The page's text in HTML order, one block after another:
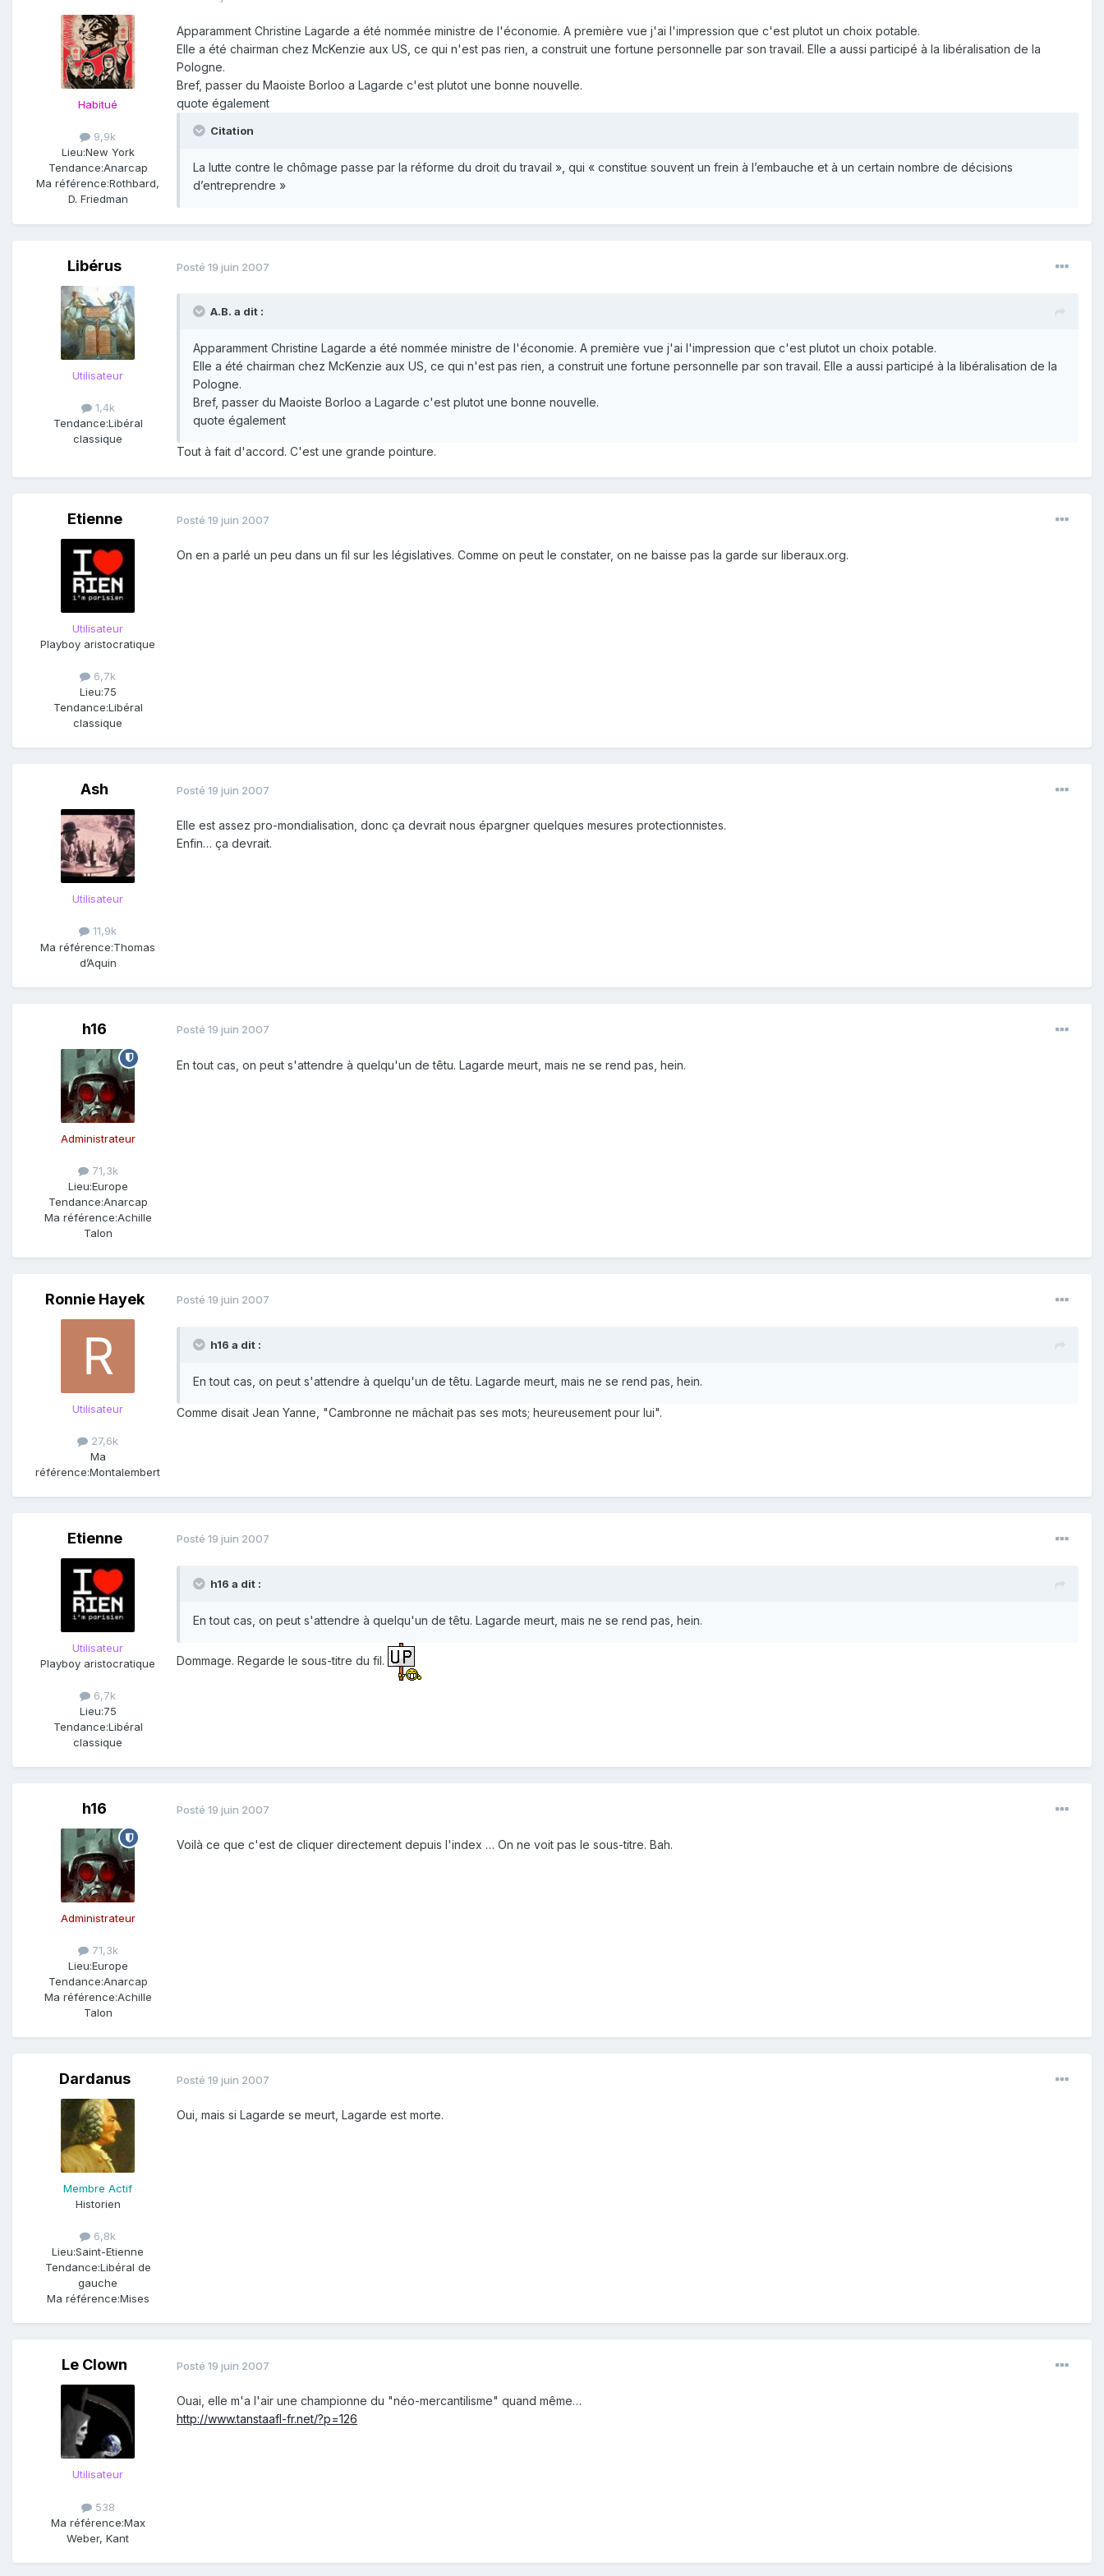
Habitué
9,9k
Lieu:New York
Tendance:Anarcap
Ma référence:Rothbard,
D. Friedman
Apparamment Christine Lagarde a été nommée ministre de l'économie. A première vue j'ai l'impression que c'est plutot un choix potable.
Elle a été chairman chez McKenzie aux US, ce qui n'est pas rien, a construit une fortune personnelle par son travail. Elle a aussi participé à la libéralisation de la
Pologne.
Bref, passer du Maoiste Borloo a Lagarde c'est plutot une bonne nouvelle.
quote également
Citation
La lutte contre le chômage passe par la réforme du droit du travail », qui « constitue souvent un frein à l’embauche et à un certain nombre de décisions
d’entreprendre »
Libérus
Utilisateur
1,4k
Tendance:Libéral
classique
Posté 19 juin 2007
A.B. a dit :
Apparamment Christine Lagarde a été nommée ministre de l'économie. A première vue j'ai l'impression que c'est plutot un choix potable.
Elle a été chairman chez McKenzie aux US, ce qui n'est pas rien, a construit une fortune personnelle par son travail. Elle a aussi participé à la libéralisation de la
Pologne.
Bref, passer du Maoiste Borloo a Lagarde c'est plutot une bonne nouvelle.
quote également
Tout à fait d'accord. C'est une grande pointure.
Etienne
Utilisateur
Playboy aristocratique
6,7k
Lieu:75
Tendance:Libéral
classique
Posté 19 juin 2007
On en a parlé un peu dans un fil sur les législatives. Comme on peut le constater, on ne baisse pas la garde sur liberaux.org.
Ash
Utilisateur
11,9k
Ma référence:Thomas
d’Aquin
Posté 19 juin 2007
Elle est assez pro-mondialisation, donc ça devrait nous épargner quelques mesures protectionnistes.
Enfin… ça devrait.
h16
Administrateur
71,3k
Lieu:Europe
Tendance:Anarcap
Ma référence:Achille
Talon
Posté 19 juin 2007
En tout cas, on peut s'attendre à quelqu'un de têtu. Lagarde meurt, mais ne se rend pas, hein.
Ronnie Hayek
Utilisateur
27,6k
Ma
référence:Montalembert
Posté 19 juin 2007
h16 a dit :
En tout cas, on peut s'attendre à quelqu'un de têtu. Lagarde meurt, mais ne se rend pas, hein.
Comme disait Jean Yanne, "Cambronne ne mâchait pas ses mots; heureusement pour lui".
Etienne
Utilisateur
Playboy aristocratique
6,7k
Lieu:75
Tendance:Libéral
classique
Posté 19 juin 2007
h16 a dit :
En tout cas, on peut s'attendre à quelqu'un de têtu. Lagarde meurt, mais ne se rend pas, hein.
Dommage. Regarde le sous-titre du fil.
h16
Administrateur
71,3k
Lieu:Europe
Tendance:Anarcap
Ma référence:Achille
Talon
Posté 19 juin 2007
Voilà ce que c'est de cliquer directement depuis l'index … On ne voit pas le sous-titre. Bah.
Dardanus
Membre Actif
Historien
6,8k
Lieu:Saint-Etienne
Tendance:Libéral de
gauche
Ma référence:Mises
Posté 19 juin 2007
Oui, mais si Lagarde se meurt, Lagarde est morte.
Le Clown
Utilisateur
538
Ma référence:Max
Weber, Kant
Posté 19 juin 2007
Ouai, elle m'a l'air une championne du "néo-mercantilisme" quand même…
http://www.tanstaafl-fr.net/?p=126